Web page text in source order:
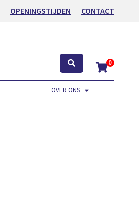
OPENINGSTIJDEN CONTACT
0
OVER ONS